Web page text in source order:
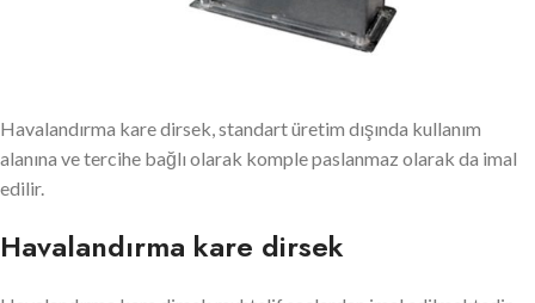
Havalandırma kare dirsek, standart üretim dışında kullanım
alanına ve tercihe bağlı olarak komple paslanmaz olarak da imal
edilir.
Havalandırma kare dirsek